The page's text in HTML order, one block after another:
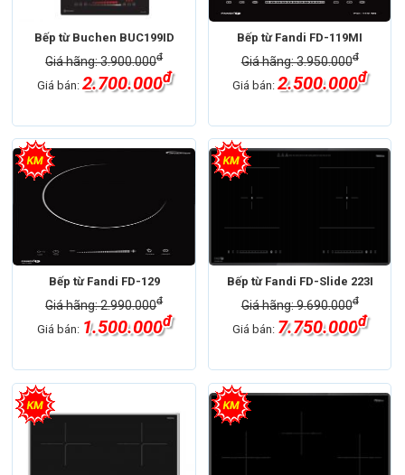
Bếp từ Buchen BUC199ID
Giá hãng: 3.900.000đ
Giá bán: 2.700.000đ
Bếp từ Fandi FD-119MI
Giá hãng: 3.950.000đ
Giá bán:2.500.000đ
Bếp từ Fandi FD-129
Giá hãng: 2.990.000đ
Giá bán: 1.500.000đ
Bếp từ Fandi FD-Slide 223I
Giá hãng: 9.690.000đ
Giá bán: 7.750.000đ